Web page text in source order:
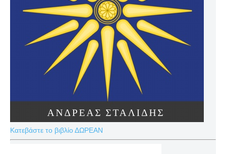
Κατεβάστε το βιβλίο ΔΩΡΕΑΝ